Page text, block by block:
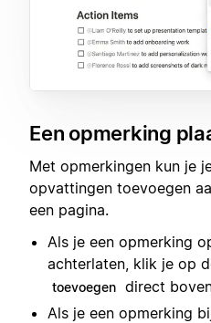
Een opmerking
Met opmerkingen kun je
opvattingen toevoegen
een pagina.
Als je een opmerking
achterlaten, klik je op
toevoegen direct
Als je een opmerking